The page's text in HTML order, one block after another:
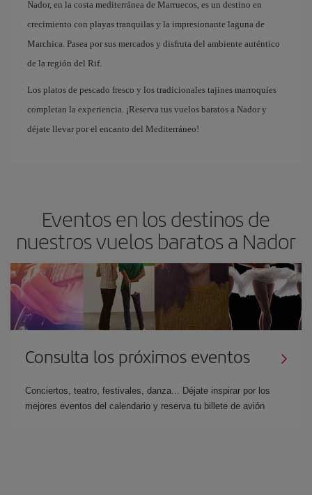
Nador, en la costa mediterránea de Marruecos, es un destino en
crecimiento con playas tranquilas y la impresionante laguna de
Marchica. Pasea por sus mercados y disfruta del ambiente auténtico
de la región del Rif.
Los platos de pescado fresco y los tradicionales tajines marroquíes
completan la experiencia. ¡Reserva tus vuelos baratos a Nador y
déjate llevar por el encanto del Mediterráneo!
Eventos en los destinos de
nuestros vuelos baratos a Nador
Consulta los próximos eventos
Conciertos, teatro, festivales, danza... Déjate inspirar por los
mejores eventos del calendario y reserva tu billete de avión